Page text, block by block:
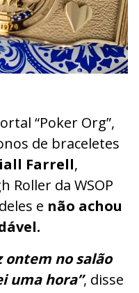
“Poker Org”,
de braceletes
Farrell,
Roller da WSOP
e não achou
ontem no salão
uma hora”, disse